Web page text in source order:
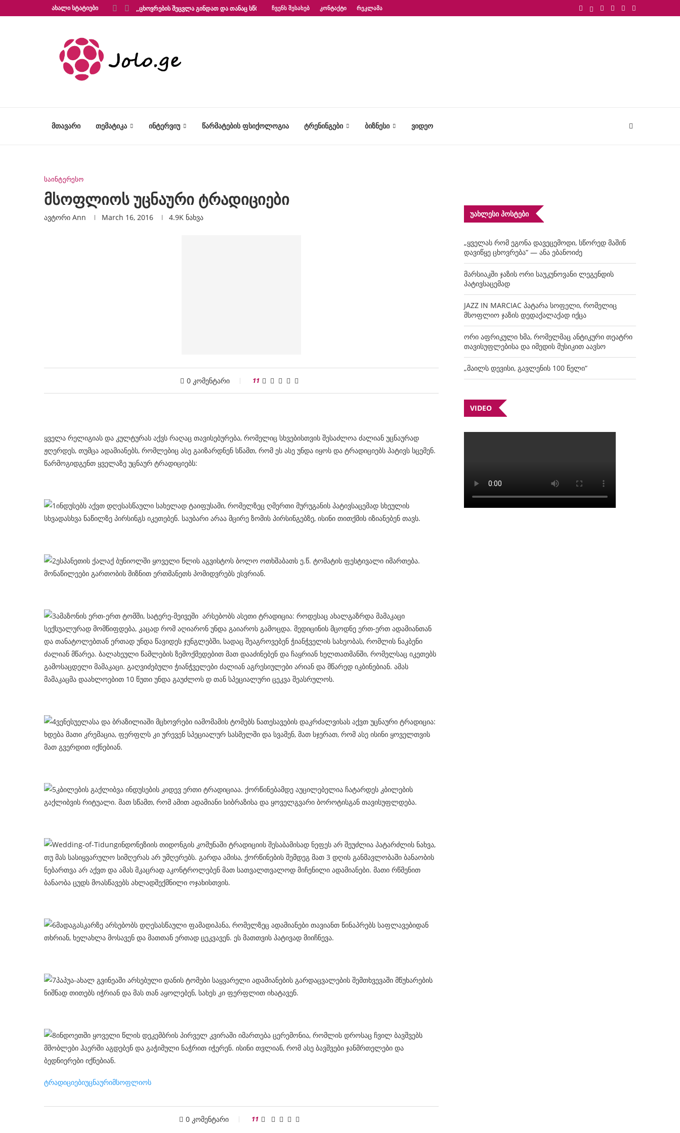
ᲐᲮᲐᲚᲘ ᲡᲢᲐᲢᲘᲔᲑᲘ „ᲪᲮᲝᲕᲠᲔᲑᲘᲡ ᲨᲔᲪᲕᲚᲐ ᲒᲘᲜᲓᲐᲗ ᲓᲐ ᲗᲐᲜᲐᲪ ᲡᲬᲠᲐᲤᲐᲓ?“ – ᲤᲡᲘᲥᲝᲚᲝᲒᲘᲡ...
ᲩᲕᲔᲜᲡ ᲨᲔᲡᲐᲮᲔᲑ ᲙᲝᲜᲢᲐᲥᲢᲘ ᲠᲔᲙᲚᲐᲛᲐ
ᲛᲗᲐᲕᲐᲠᲘ ᲗᲔᲛᲐᲢᲘᲙᲐ ᲘᲜᲢᲔᲠᲕᲘᲣ ᲬᲐᲠᲛᲐᲢᲔᲑᲘᲡ ᲤᲡᲘᲥᲝᲚᲝᲒᲘᲐ ᲢᲠᲔᲜᲘᲜᲒᲔᲑᲘ ᲑᲘᲖᲜᲔᲡᲘ ᲕᲘᲓᲔᲝ
საინტერესო
მსოფლიოს უცნაური ტრადიციები
ავტორი Ann March 16, 2016 4.9K ნახვა
0 კომენტარი 11
ყველა რელიგიას და კულტურას აქვს რაღაც თავისებურება, რომელიც სხვებისთვის შესაძლოა ძალიან უცნაურად
ჟღერდეს, თუმცა ადამიანებს, რომლებიც ასე გაიზარდნენ სწამთ, რომ ეს ასე უნდა იყოს და ტრადიციებს პატივს სცემენ.
წარმოგიდგენთ ყველაზე უცნაურ ტრადიციებს:
ინდუსებს აქვთ დღესასწაული სახელად ტაიფუსამი, რომელზეც ღმერთი მურუგანის პატივსაცემად სხეულის
სხვადასხვა ნაწილზე პირსინგს იკეთებენ. საუბარი არაა მცირე ზომის პირსინგებზე, ისინი თითქმის იზიანებენ თავს.
ესპანეთის ქალაქ ბუნიოლში ყოველი წლის აგვისტოს ბოლო ოთხშაბათს ე.წ. ტომატის ფესტივალი იმართება.
მონაწილეები გართობის მიზნით ერთმანეთს პომიდვრებს ესვრიან.
ამაზონის ერთ-ერთ ტომში, სატერე-მეივეში არსებობს ასეთი ტრადიცია: როდესაც ახალგაზრდა მამაკაცი
სექსუალურად მომწიფდება, კაცად რომ აღიარონ უნდა გაიაროს გამოცდა. მედიცინის მცოდნე ერთ-ერთ ადამიანთან
და თანატოლებთან ერთად უნდა წავიდეს ჯუნგლებში, სადაც შეაგროვებენ ჭიანჭველის სახეობას, რომლის ნაკბენი
ძალიან მწარეა. ბალახეული წამლების ზემოქმედებით მათ დააძინებენ და ჩაყრიან ხელთათმანში, რომელსაც იკეთებს
გამოსაცდელი მამაკაცი. გაღვიძებული ჭიანჭველები ძალიან აგრესიულები არიან და მწარედ იკბინებიან. ამას
მამაკაცმა დაახლოებით 10 წუთი უნდა გაუძლოს დ თან სპეციალური ცეკვა შეასრულოს.
ვენესუელასა და ბრაზილიაში მცხოვრები იამომამის ტომებს ნათესავების დაკრძალვისას აქვთ უცნაური ტრადიცია:
ხდება მათი კრემაცია, ფერფლს კი ურევენ სპეციალურ სასმელში და სვამენ, მათ სჯერათ, რომ ასე ისინი ყოველთვის
მათ გვერდით იქნებიან.
კბილების გაქლიბვა ინდუსების კიდევ ერთი ტრადიციაა. ქორწინებამდე აუცილებელია ჩატარდეს კბილების
გაქლიბვის რიტუალი. მათ სწამთ, რომ ამით ადამიანი სიბრაზისა და ყოველგვარი ბოროტისგან თავისუფლდება.
ინდონეზიის თიდონგის კომუნაში ტრადიციის შესაბამისად ნეფეს არ შეუძლია პატარძლის ნახვა,
თუ მას სასიყვარულო სიმღერას არ უმღერებს. გარდა ამისა, ქორწინების შემდეგ მათ 3 დღის განმავლობაში ბანაობის
ნებართვა არ აქვთ და ამას მკაცრად აკონტროლებენ მათ სათვალთვალოდ მიჩენილი ადამიანები. მათი რწმენით
ბანაობა ცუდს მოასწავებს ახლადშექმნილი ოჯახისთვის.
მადაგასკარზე არსებობს დღესასწაული ფამადიჰანა, რომელზეც ადამიანები თავიანთ წინაპრებს საფლავებიდან
თხრიან, ხელახლა მოსავენ და მათთან ერთად ცეკვავენ. ეს მათთვის პატივად მიიჩნევა.
პაპუა-ახალ გვინეაში არსებული დანის ტომები საყვარელი ადამიანების გარდაცვალების შემთხვევაში მწუხარების
ნიშნად თითებს იჭრიან და მას თან აყოლებენ, სახეს კი ფერფლით იხატავენ.
ინდოეთში ყოველი წლის დეკემბრის პირველ კვირაში იმართება ცერემონია, რომლის დროსაც ჩვილ ბავშვებს
მშობლები ჰაერში აგდებენ და გაჭიმული ნაჭრით იჭერენ. ისინი თვლიან, რომ ასე ბავშვები ჯანმრთელები და
ბედნიერები იქნებიან.
ტრადიციებიუცნაურიმსოფლიოს
0 კომენტარი 11
ᲣᲐᲮᲚᲔᲡᲘ ᲞᲝᲡᲢᲔᲑᲘ
„ყველას რომ ეგონა დავეცემოდი, სწორედ მაშინ
დავიწყე ცხოვრება“ — ანა ებანოიძე
მარსიაკში ჯაზის ორი საუკუნოვანი ლეგენდის
პატივსაცემად
JAZZ IN MARCIAC პატარა სოფელი, რომელიც
მსოფლიო ჯაზის დედაქალაქად იქცა
ორი აფრიკული ხმა, რომელმაც ანტიკური თეატრი
თავისუფლებისა და იმედის მუსიკით აავსო
„მაილს დევისი, გავლენის 100 წელი“
VIDEO